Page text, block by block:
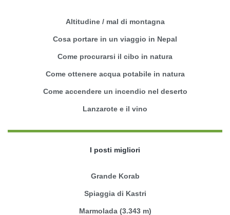
Altitudine / mal di montagna
Cosa portare in un viaggio in Nepal
Come procurarsi il cibo in natura
Come ottenere acqua potabile in natura
Come accendere un incendio nel deserto
Lanzarote e il vino
I posti migliori
Grande Korab
Spiaggia di Kastri
Marmolada (3.343 m)